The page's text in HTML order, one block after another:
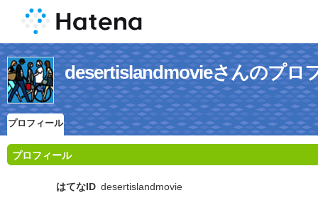
desertislandmovieさんのプロ
プロフィール
プロフィール
はてなID desertislandmovie